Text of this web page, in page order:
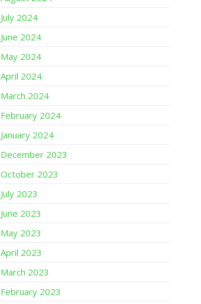
July 2024
June 2024
May 2024
April 2024
March 2024
February 2024
January 2024
December 2023
October 2023
July 2023
June 2023
May 2023
April 2023
March 2023
February 2023